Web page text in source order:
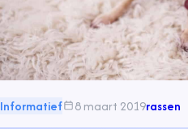
Informatief 8 maart 2019rassen